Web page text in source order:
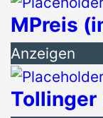
MPreis
Anzeigen
Tollinger